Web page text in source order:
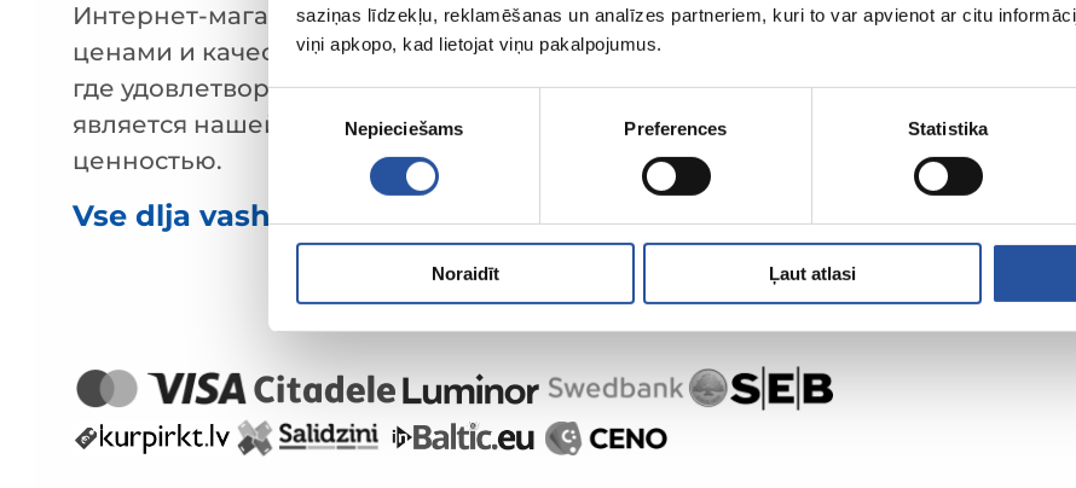
saziņas līdzekļu, reklamēšanas un analīzes partneriem, kuri to var apvienot ar citu
viņi apkopo, kad lietojat viņu pakalpojumus.
Piekrišanas
izvēle
Nepieciešams Preferences Statistika
Noraidīt Ļaut atlasi
Интернет-магазин с выгодными
ценами и качественными товарами,
где удовлетворённость клиента
является нашей главной
ценностью.
Vse dlja vashego doma i sada!